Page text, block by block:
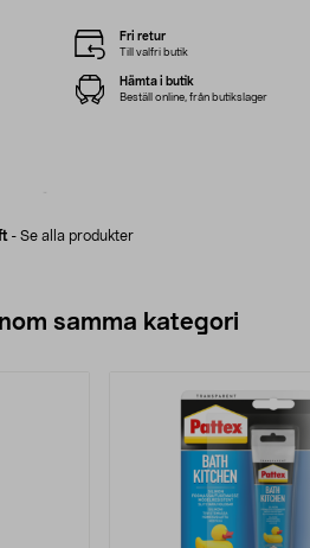
- Se alla produkter
Fri retur
Till valfri butik
Hämta i butik
Beställ online, från butikslager
samma kategori